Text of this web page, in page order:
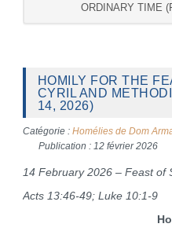
ORDINARY TIME
HOMILY FOR THE
CYRIL AND
14, 2026)
Catégorie : Homélies de Dom
Publication : 12 février 2026
14 February 2026 – Feast of
Acts 13:46-49; Luke 10:1-9